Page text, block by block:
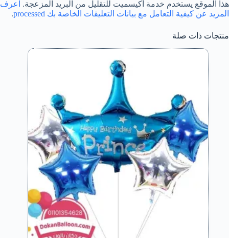
هذا الموقع يستخدم خدمة أكيسميت للتقليل من البريد المزعجة.
اعرف
المزيد عن كيفية التعامل مع بيانات التعليقات الخاصة بك processed
.
منتجات ذات صلة